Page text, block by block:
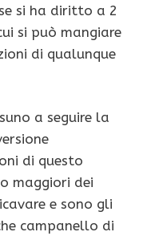
si ha diritto a 2
si può mangiare
di qualunque
a seguire la
di questo
maggiori dei
e sono gli
campanello di